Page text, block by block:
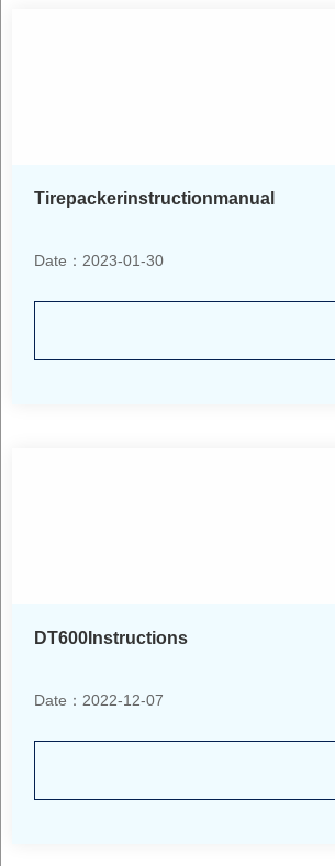
Tirepackerinstructionmanual
Date：2023-01-30
DT600Instructions
Date：2022-12-07